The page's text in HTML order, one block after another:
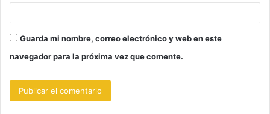
Guarda mi nombre, correo electrónico y web en este
navegador para la próxima vez que comente.